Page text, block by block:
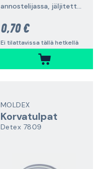
annostelijassa, jäljitettävissä, 500 paria
0,70 €
Ei tilattavissa tällä hetkellä
MOLDEX
Korvatulpat
Detex 7809